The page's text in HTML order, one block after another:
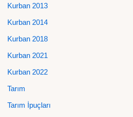
Kurban 2013
Kurban 2014
Kurban 2018
Kurban 2021
Kurban 2022
Tarım
Tarım İpuçları